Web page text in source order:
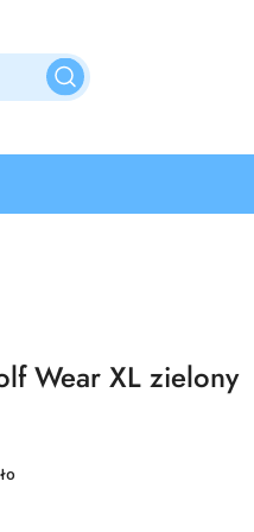
Wear XL zielony